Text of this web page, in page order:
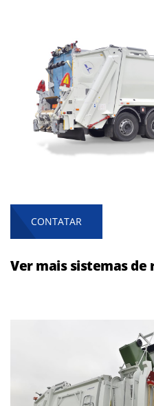
CONTATAR
Ver mais sistemas de